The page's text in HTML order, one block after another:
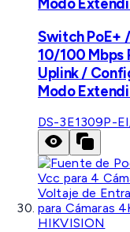
Switch PoE+
10/100 Mbps
Uplink /
Modo
DS-3E1309P-
HIKVISION